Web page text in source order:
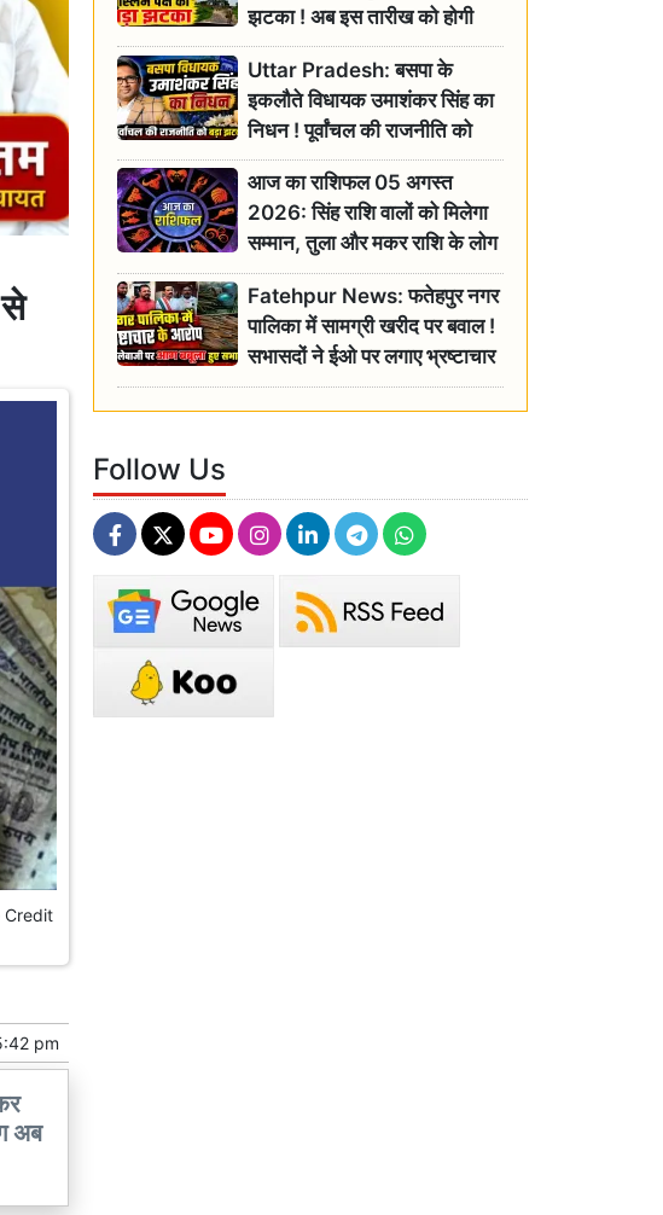
Credit
pm
अब
झटका ! अब इस तारीख को होगी
सुनवाई
Uttar Pradesh: बसपा के
इकलौते विधायक उमाशंकर सिंह का
निधन ! पूर्वांचल की राजनीति को
बड़ा झटका, योगी ने जताया दुःख
आज का राशिफल 05 अगस्त
2026: सिंह राशि वालों को मिलेगा
सम्मान, तुला और मकर राशि के लोग
रहें सतर्क
Fatehpur News: फतेहपुर नगर
पालिका में सामग्री खरीद पर बवाल !
सभासदों ने ईओ पर लगाए भ्रष्टाचार
के गंभीर आरोप
Follow Us